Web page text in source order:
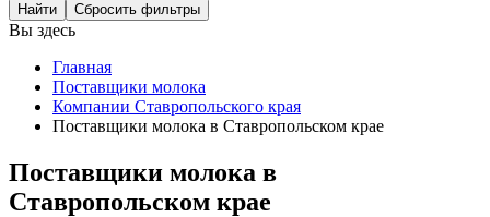
Сбросить фильтры
Вы здесь
Главная
Поставщики молока
Компании Ставропольского края
Поставщики молока в Ставропольском крае
Поставщики молока в
Ставропольском крае